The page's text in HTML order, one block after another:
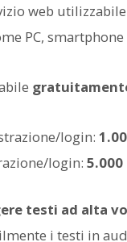
web
PC, smartphone
login:
login:
testi ad alta
i testi in